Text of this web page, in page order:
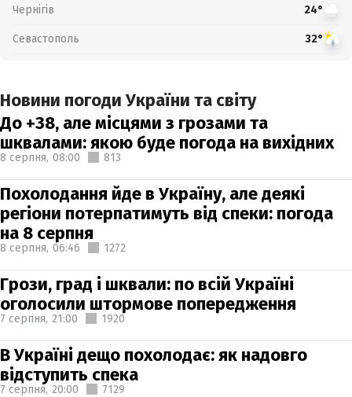
Чернігів 24°
Севастополь 32°
Новини погоди України та світу
До +38, але місцями з грозами та
шквалами: якою буде погода на вихідних
8 серпня, 08:00 813
Похолодання йде в Україну, але деякі
регіони потерпатимуть від спеки: погода
на 8 серпня
8 серпня, 06:46 1272
Грози, град і шквали: по всій Україні
оголосили штормове попередження
7 серпня, 21:00 1920
В Україні дещо похолодає: як надовго
відступить спека
7 серпня, 20:00 7129